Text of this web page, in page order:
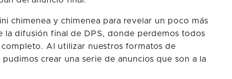
chimenea y chimenea para revelar un poco más
la difusión final de DPS, donde perdemos todos
completo. Al utilizar nuestros formatos de
crear una serie de anuncios que son a la